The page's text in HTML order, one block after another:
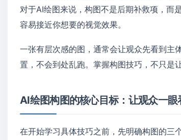
对于AI绘图来说，构图不是后期补救项，而
容易接近你想要的视觉效果。
一张有层次感的图，通常会让观众先看到主
置，不会到处乱跑。掌握构图技巧，不只是
AI绘图构图的核心目标：让观众一眼
在开始学习具体技巧之前，先明确构图的三